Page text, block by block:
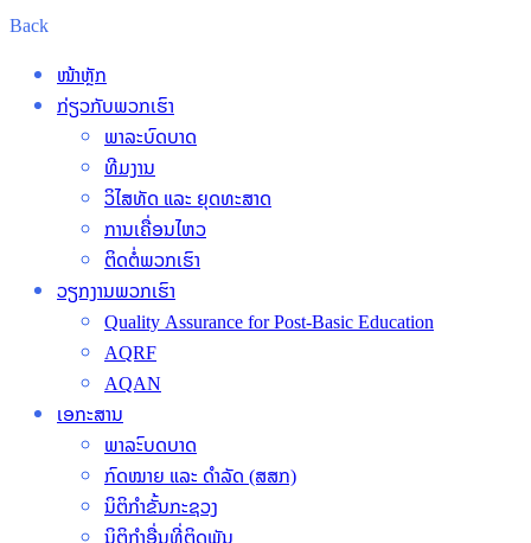
Back
ໜ້າຫຼັກ
ກ່ຽວກັບພວກເຮົາ
ພາລະບົດບາດ
ທີມງານ
ວິໄສທັດ ແລະ ຍຸດທະສາດ
ການເຄື່ອນໄຫວ
ຕິດຕໍ່ພວກເຮົາ
ວຽກງານພວກເຮົາ
Quality Assurance for Post-Basic Education
AQRF
AQAN
ເອກະສານ
ພາລະົບດບາດ
ກົດໝາຍ ແລະ ດຳລັດ (ສສກ)
ນິຕິກຳຂັ້ນກະຊວງ